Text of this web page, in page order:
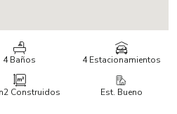
4 Baños 4 Estacionamientos
Construidos Est. Bueno